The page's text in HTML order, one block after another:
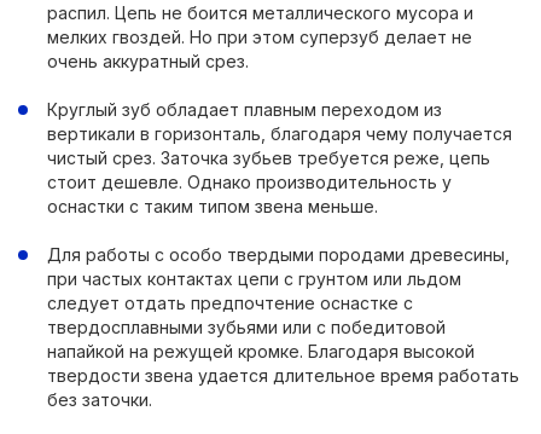
распил. Цепь не боится металлического мусора и
мелких гвоздей. Но при этом суперзуб делает не
очень аккуратный срез.
Круглый зуб обладает плавным переходом из
вертикали в горизонталь, благодаря чему получается
чистый срез. Заточка зубьев требуется реже, цепь
стоит дешевле. Однако производительность у
оснастки с таким типом звена меньше.
Для работы с особо твердыми породами древесины,
при частых контактах цепи с грунтом или льдом
следует отдать предпочтение оснастке с
твердосплавными зубьями или с победитовой
напайкой на режущей кромке. Благодаря высокой
твердости звена удается длительное время работать
без заточки.